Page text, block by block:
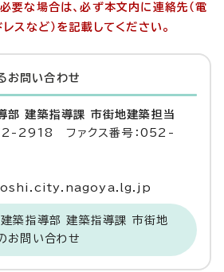
要な場合は、必ず本文内に連絡先（電
スなど）を記載してください。
お問い合わせ
部 建築指導課 市街地建築担当
2918 ファクス番号：052-
築指導部 建築指導課 市街地
お問い合わせ